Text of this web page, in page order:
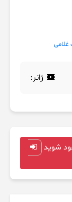
غلامی
ژانر:
شوید